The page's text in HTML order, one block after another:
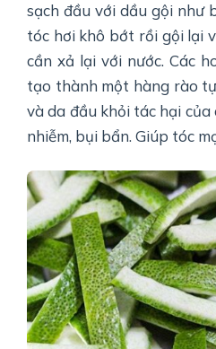
sạch đầu với dầu gội như
tóc hơi khô bớt rồi gội lại
cần xả lại với nước. Các
tạo thành một hàng rào
và da đầu khỏi tác hại
nhiễm, bụi bẩn. Giúp tóc